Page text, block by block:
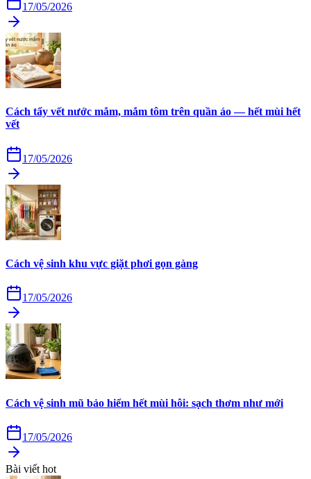
17/05/2026
Cách tẩy vết nước mắm, mắm tôm trên quần áo — hết mùi hết
vết
17/05/2026
Cách vệ sinh khu vực giặt phơi gọn gàng
17/05/2026
Cách vệ sinh mũ bảo hiểm hết mùi hôi: sạch thơm như mới
17/05/2026
Bài viết hot